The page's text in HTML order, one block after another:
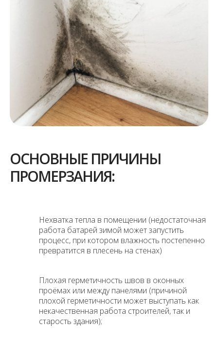
ОСНОВНЫЕ ПРИЧИНЫ
ПРОМЕРЗАНИЯ:
Нехватка тепла в помещении (недостаточная
работа батарей зимой может запустить
процесс, при котором влажность постепенно
превратится в плесень на стенах)
Плохая герметичность швов в оконных
проёмах или между панелями (причиной
плохой герметичности может выступать как
некачественная работа строителей, так и
старость здания);